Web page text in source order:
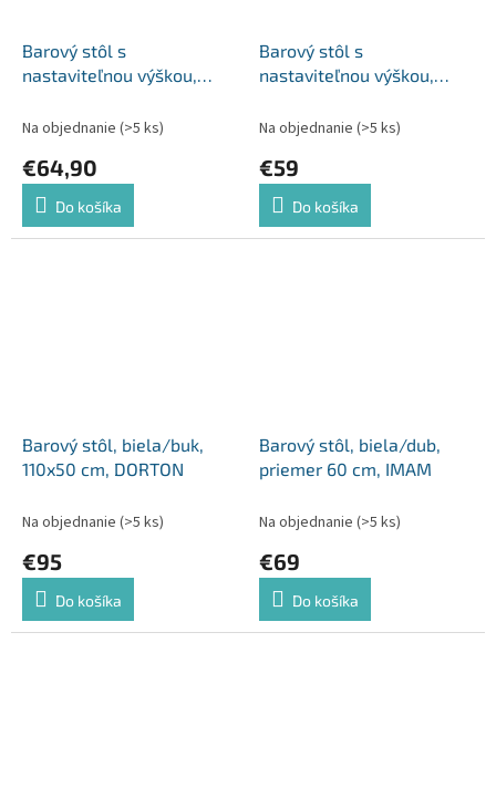
Barový stôl s
nastaviteľnou výškou,
FLORIAN
Na objednanie (>5 ks)
€64,90
Do košíka
Barový stôl s
nastaviteľnou výškou,
BRANY 2 NEW
Na objednanie (>5 ks)
€59
Do košíka
Barový stôl, biela/buk,
110x50 cm, DORTON
Na objednanie (>5 ks)
€95
Do košíka
Barový stôl, biela/dub,
priemer 60 cm, IMAM
Na objednanie (>5 ks)
€69
Do košíka